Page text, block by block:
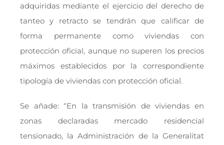
adquiridas mediante el ejercicio del derecho de
tanteo y retracto se tendrán que calificar de
forma permanente como viviendas con
protección oficial, aunque no superen los precios
máximos establecidos por la correspondiente
tipología de viviendas con protección oficial.
Se añade: “En la transmisión de viviendas en
zonas declaradas mercado residencial
tensionado, la Administración de la Generalitat